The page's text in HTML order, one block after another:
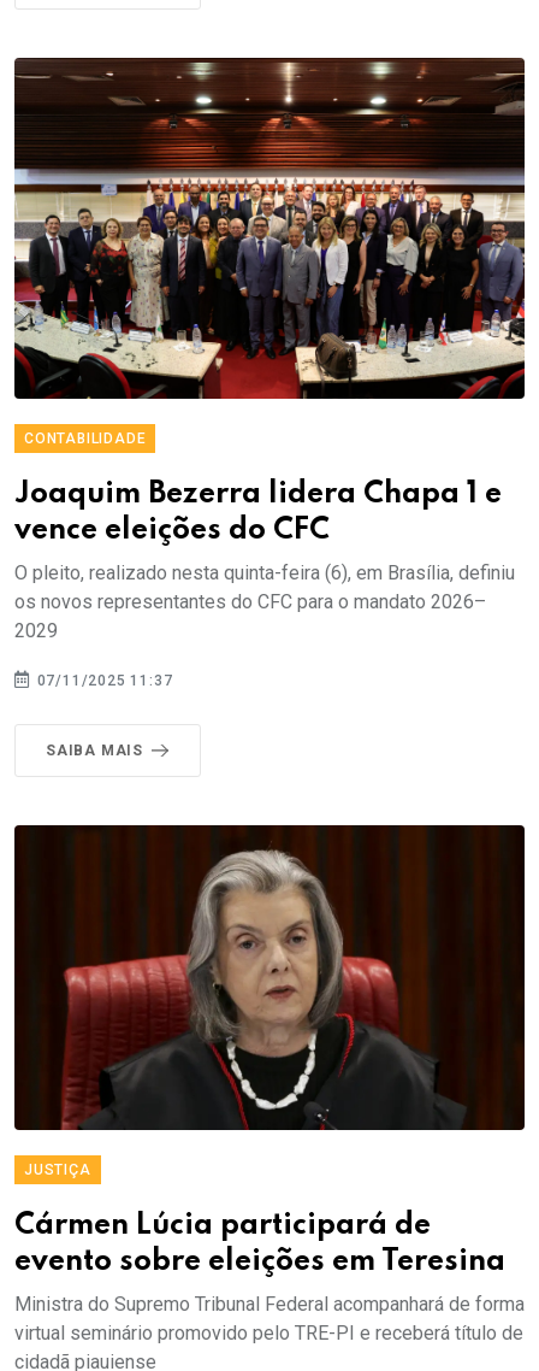
CONTABILIDADE
Joaquim Bezerra lidera Chapa 1 e
vence eleições do CFC
O pleito, realizado nesta quinta-feira (6), em Brasília, definiu
os novos representantes do CFC para o mandato 2026–
2029
07/11/2025 11:37
SAIBA MAIS
JUSTIÇA
Cármen Lúcia participará de
evento sobre eleições em Teresina
Ministra do Supremo Tribunal Federal acompanhará de forma
virtual seminário promovido pelo TRE-PI e receberá título de
cidadã piauiense